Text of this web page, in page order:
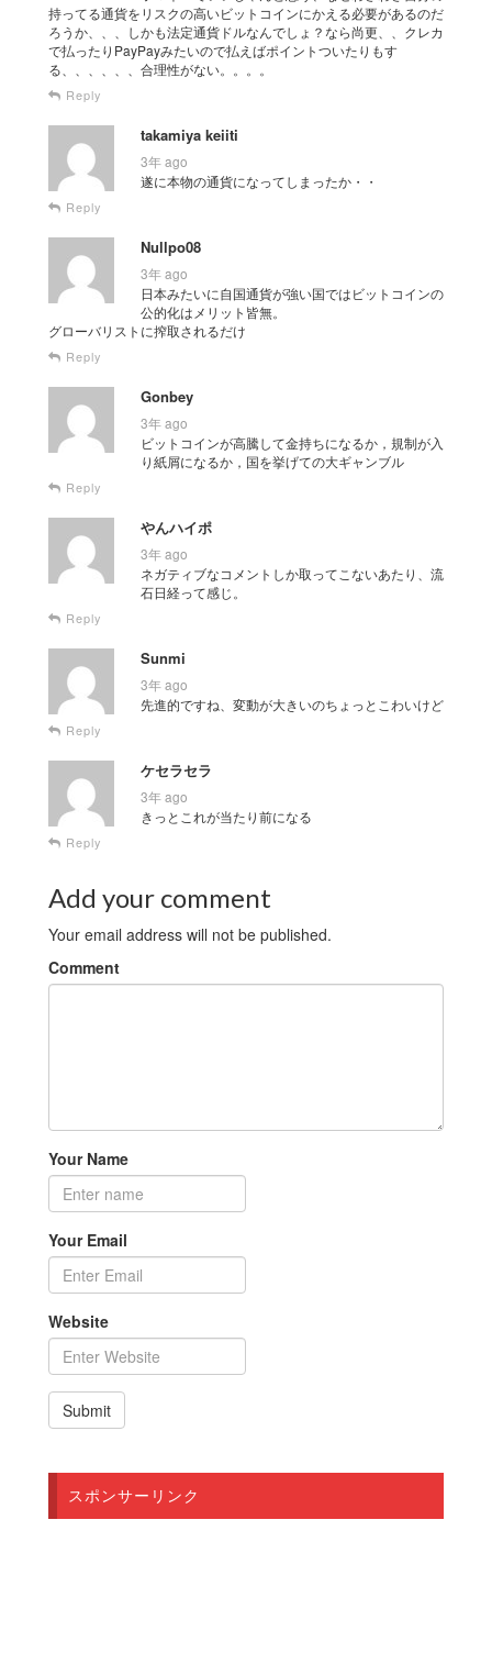
持ってる通貨をリスクの高いビットコインにかえる必要があるのだ
ろうか、、、しかも法定通貨ドルなんでしょ？なら尚更、、クレカ
で払ったりPayPayみたいので払えばポイントついたりもす
る、、、、、、合理性がない。。。。
Reply
takamiya keiiti
3年 ago
遂に本物の通貨になってしまったか・・
Reply
Nullpo08
3年 ago
日本みたいに自国通貨が強い国ではビットコインの
公的化はメリット皆無。
グローバリストに搾取されるだけ
Reply
Gonbey
3年 ago
ビットコインが高騰して金持ちになるか，規制が入
り紙屑になるか，国を挙げての大ギャンブル
Reply
やんハイポ
3年 ago
ネガティブなコメントしか取ってこないあたり、流
石日経って感じ。
Reply
Sunmi
3年 ago
先進的ですね、変動が大きいのちょっとこわいけど
Reply
ケセラセラ
3年 ago
きっとこれが当たり前になる
Reply
Add your comment
Your email address will not be published.
Comment
Your Name
Your Email
Website
スポンサーリンク